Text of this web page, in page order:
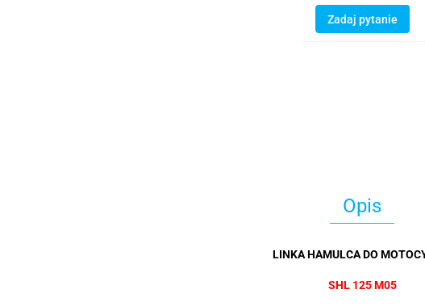
Zadaj pytanie
Opis
LINKA HAMULCA DO
SHL 125 M05